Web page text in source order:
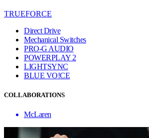
TRUEFORCE
Direct Drive
Mechanical Switches
PRO-G AUDIO
POWERPLAY 2
LIGHTSYNC
BLUE VO!CE
COLLABORATIONS
McLaren